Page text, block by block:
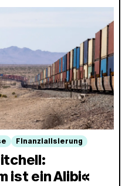
Finanzialisierung
ist ein Alibi«